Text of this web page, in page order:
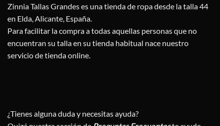
Zinnia Tallas Grandes es una tienda de ropa desde la talla 44
en Elda, Alicante, España.
Para facilitar la compra a todas aquellas personas que no
encuentran su talla en su tienda habitual nace nuestro
servicio de tienda online.
¿Tienes alguna duda y necesitas ayuda?